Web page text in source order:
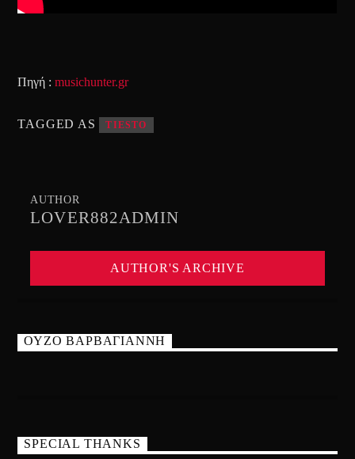
Πηγή :musichunter.gr
TAGGED AS TIESTO
AUTHOR
LOVER882ADMIN
AUTHOR'S ARCHIVE
ΟΥΖΟ ΒΑΡΒΑΓΙΑΝΝΗ
SPECIAL THANKS